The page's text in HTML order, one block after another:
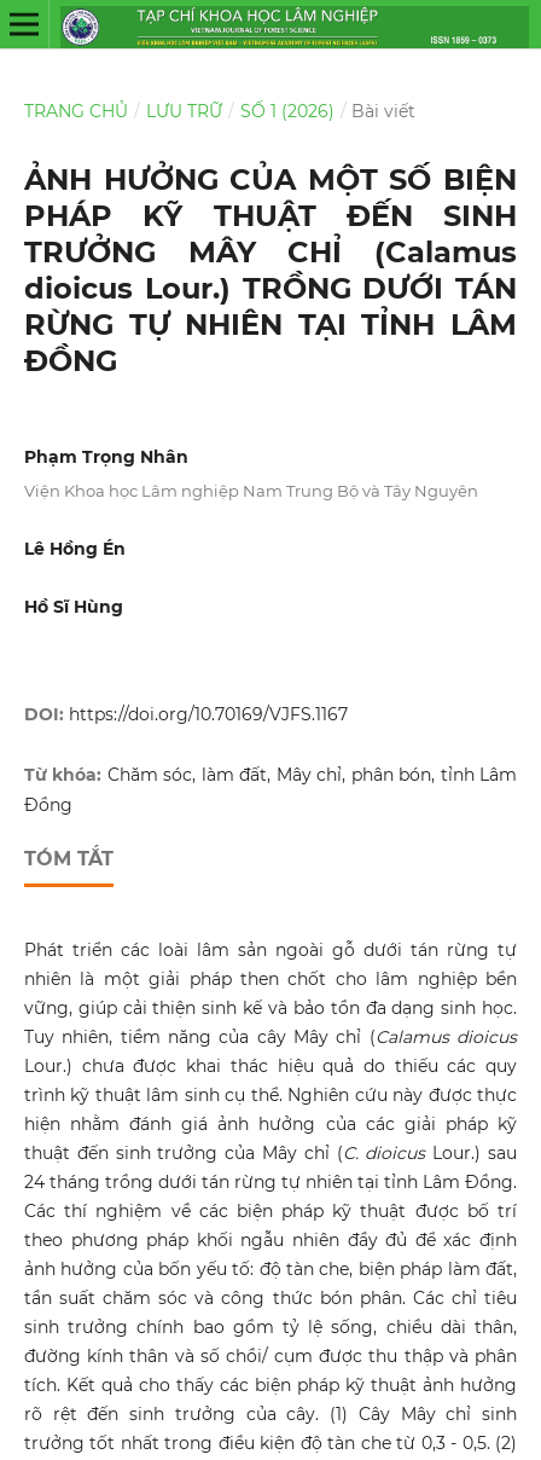
TRANG CHỦ / LƯU TRỮ / SỐ 1 (2026) / Bài viết
ẢNH HƯỞNG CỦA MỘT SỐ BIỆN
PHÁP KỸ THUẬT ĐẾN SINH
TRƯỞNG MÂY CHỈ (Calamus
dioicus Lour.) TRỒNG DƯỚI TÁN
RỪNG TỰ NHIÊN TẠI TỈNH LÂM
ĐỒNG
Phạm Trọng Nhân
Viện Khoa học Lâm nghiệp Nam Trung Bộ và Tây Nguyên
Lê Hồng Én
Hồ Sĩ Hùng
DOI: https://doi.org/10.70169/VJFS.1167
Từ khóa: Chăm sóc, làm đất, Mây chỉ, phân bón, tỉnh Lâm
Đồng
TÓM TẮT
Phát triển các loài lâm sản ngoài gỗ dưới tán rừng tự
nhiên là một giải pháp then chốt cho lâm nghiệp bền
vững, giúp cải thiện sinh kế và bảo tồn đa dạng sinh học.
Tuy nhiên, tiềm năng của cây Mây chỉ (Calamus dioicus
Lour.) chưa được khai thác hiệu quả do thiếu các quy
trình kỹ thuật lâm sinh cụ thể. Nghiên cứu này được thực
hiện nhằm đánh giá ảnh hưởng của các giải pháp kỹ
thuật đến sinh trưởng của Mây chỉ (C. dioicusLour.) sau
24 tháng trồng dưới tán rừng tự nhiên tại tỉnh Lâm Đồng.
Các thí nghiệm về các biện pháp kỹ thuật được bố trí
theo phương pháp khối ngẫu nhiên đầy đủ để xác định
ảnh hưởng của bốn yếu tố: độ tàn che, biện pháp làm đất,
tần suất chăm sóc và công thức bón phân. Các chỉ tiêu
sinh trưởng chính bao gồm tỷ lệ sống, chiều dài thân,
đường kính thân và số chồi/ cụm được thu thập và phân
tích. Kết quả cho thấy các biện pháp kỹ thuật ảnh hưởng
rõ rệt đến sinh trưởng của cây. (1) Cây Mây chỉ sinh
trưởng tốt nhất trong điều kiện độ tàn che từ 0,3 - 0,5. (2)